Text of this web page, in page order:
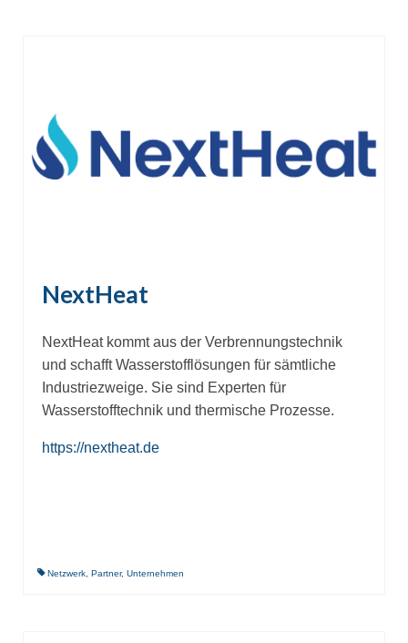
NextHeat
NextHeat kommt aus der Verbrennungstechnik
und schafft Wasserstofflösungen für sämtliche
Industriezweige. Sie sind Experten für
Wasserstofftechnik und thermische Prozesse.
https://nextheat.de
Netzwerk Partner, Unternehmen